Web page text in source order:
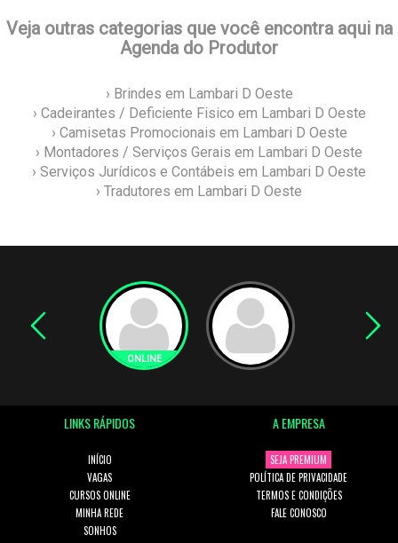
Veja outras categorias que você encontra aqui na
Agenda do Produtor
› Brindes em Lambari D Oeste
› Cadeirantes / Deficiente Fisico em Lambari D Oeste
› Camisetas Promocionais em Lambari D Oeste
› Montadores / Serviços Gerais em Lambari D Oeste
› Serviços Jurídicos e Contábeis em Lambari D Oeste
› Tradutores em Lambari D Oeste
LINKS RÁPIDOS
INÍCIO
VAGAS
CURSOS ONLINE
MINHA REDE
SONHOS
A EMPRESA
SEJA PREMIUM
POLÍTICA DE PRIVACIDADE
TERMOS E CONDIÇÕES
FALE CONOSCO